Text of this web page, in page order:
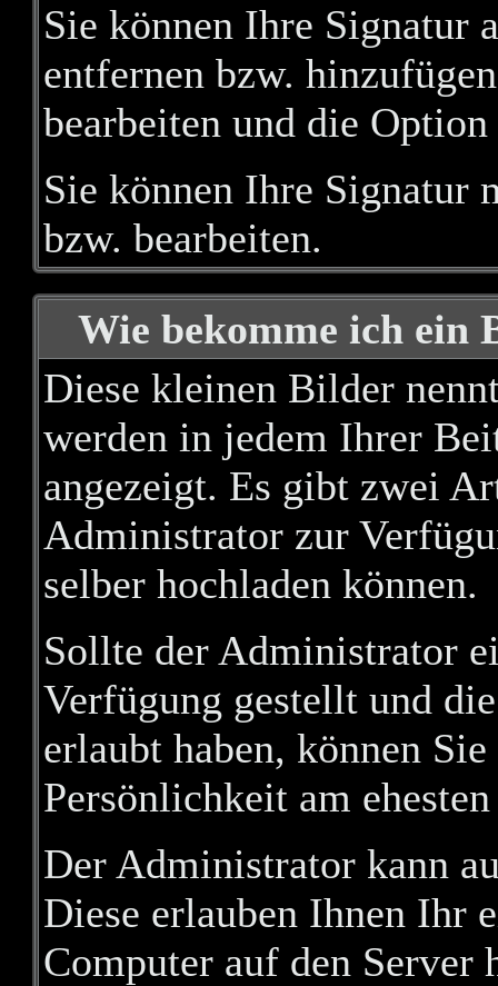
Sie können Ihre Signatur
entfernen bzw.
bearbeiten und die
Sie können Ihre
bzw. bearbeiten.
Wie bekomme ich ein
Diese kleinen Bilder
werden in jedem Ihrer
angezeigt. Es gibt zwei
Administrator zur
selber hochladen können.
Sollte der Administrator
Verfügung gestellt und
erlaubt haben, können
Persönlichkeit am
Der Administrator kann
Diese erlauben Ihnen Ihr
Computer auf den Server